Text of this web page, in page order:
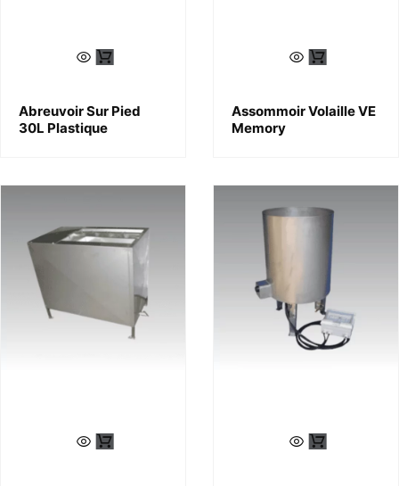
Abreuvoir Sur Pied
30L Plastique
Assommoir Volaille VE
Memory